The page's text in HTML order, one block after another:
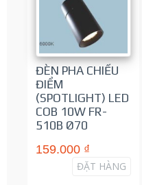
ĐÈN PHA CHIẾU
ĐIỂM
(SPOTLIGHT) LED
COB 10W FR-
510B Ø70
159.000 ₫
ĐẶT HÀNG